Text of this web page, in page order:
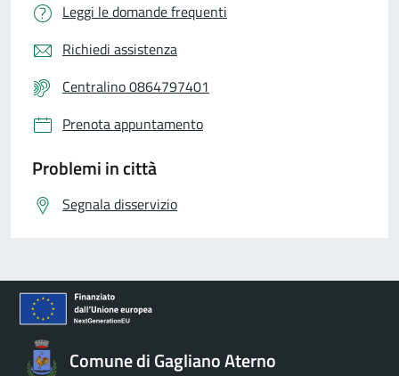
Leggi le domande frequenti
Richiedi assistenza
Centralino 0864797401
Prenota appuntamento
Problemi in città
Segnala disservizio
Comune di Gagliano Aterno